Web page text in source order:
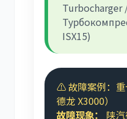
Turbocharger
ISX15)
⚠️ 故障案例：
德龙 X3000）
故障现象：
陕